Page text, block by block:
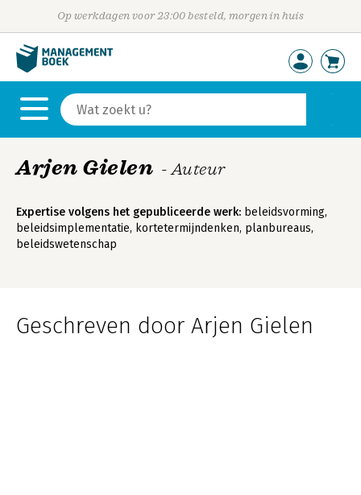
Op werkdagen voor 23:00 besteld, morgen in huis
Arjen Gielen - Auteur
Expertise volgens het gepubliceerde werk: beleidsvorming,
beleidsimplementatie, kortetermijndenken, planbureaus,
beleidswetenschap
Geschreven door Arjen Gielen